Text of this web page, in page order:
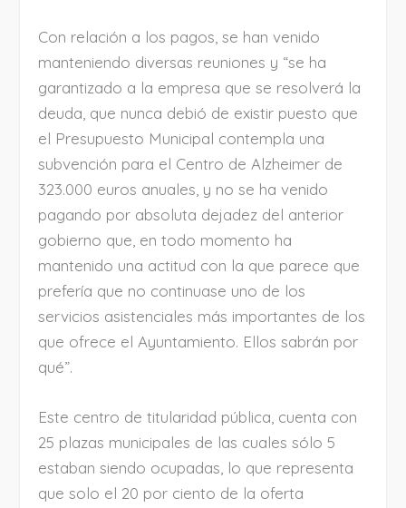
Con relación a los pagos, se han venido
manteniendo diversas reuniones y “se ha
garantizado a la empresa que se resolverá la
deuda, que nunca debió de existir puesto que
el Presupuesto Municipal contempla una
subvención para el Centro de Alzheimer de
323.000 euros anuales, y no se ha venido
pagando por absoluta dejadez del anterior
gobierno que, en todo momento ha
mantenido una actitud con la que parece que
prefería que no continuase uno de los
servicios asistenciales más importantes de los
que ofrece el Ayuntamiento. Ellos sabrán por
qué”.
Este centro de titularidad pública, cuenta con
25 plazas municipales de las cuales sólo 5
estaban siendo ocupadas, lo que representa
que solo el 20 por ciento de la oferta